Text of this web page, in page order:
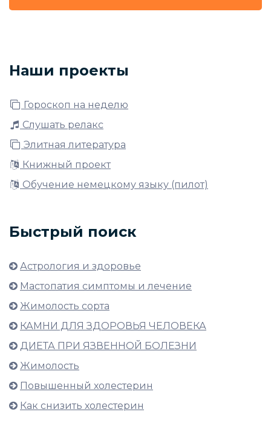
Наши проекты
Гороскоп на неделю
Слушать релакс
Элитная литература
Книжный проект
Обучение немецкому языку (пилот)
Быстрый поиск
Астрология и здоровье
Мастопатия симптомы и лечение
Жимолость сорта
КАМНИ ДЛЯ ЗДОРОВЬЯ ЧЕЛОВЕКА
ДИЕТА ПРИ ЯЗВЕННОЙ БОЛЕЗНИ
Жимолость
Повышенный холестерин
Как снизить холестерин